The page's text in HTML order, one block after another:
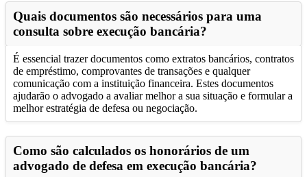
Quais documentos são necessários para uma
consulta sobre execução bancária?
É essencial trazer documentos como extratos bancários, contratos
de empréstimo, comprovantes de transações e qualquer
comunicação com a instituição financeira. Estes documentos
ajudarão o advogado a avaliar melhor a sua situação e formular a
melhor estratégia de defesa ou negociação.
Como são calculados os honorários de um
advogado de defesa em execução bancária?